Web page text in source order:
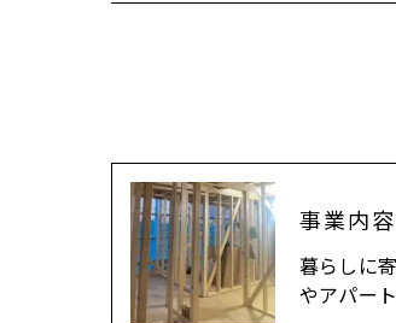
事業内容
暮らしに
やアパー